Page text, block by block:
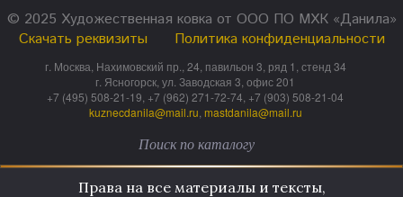
© 2025 Художественная ковка от ООО ПО МХК «Данила»
Скачать реквизиты
Политика конфиденциальности
г. Москва, Нахимовский пр., 24, павильон 3, ряд 1, стенд 34
г. Ясногорск, ул. Заводская 3, офис 201
+7 (495) 508-21-19, +7 (962) 271-72-74, +7 (903) 508-21-04
kuznecdanila@mail.ru mastdanila@mail.ru
Права на все материалы и тексты,